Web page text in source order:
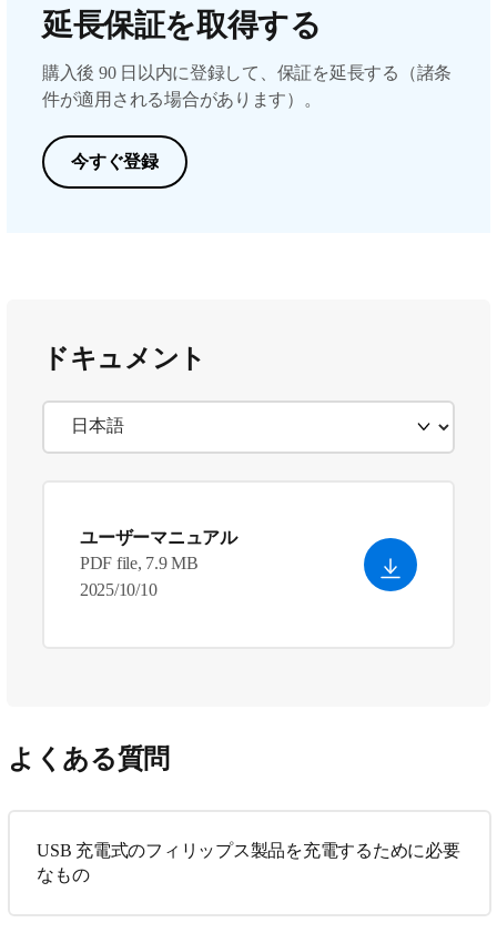
延長保証を取得する
購入後 90 日以内に登録して、保証を延長する（諸条
件が適用される場合があります）。
今すぐ登録
ドキュメント
ユーザーマニュアル
PDF file, 7.9 MB
2025/10/10
よくある質問
USB 充電式のフィリップス製品を充電するために必要
なもの